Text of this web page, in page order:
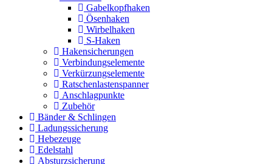
Gabelkopfhaken
Ösenhaken
Wirbelhaken
S-Haken
Hakensicherungen
Verbindungselemente
Verkürzungselemente
Ratschenlastenspanner
Anschlagpunkte
Zubehör
Bänder & Schlingen
Ladungssicherung
Hebezeuge
Edelstahl
Absturzsicherung